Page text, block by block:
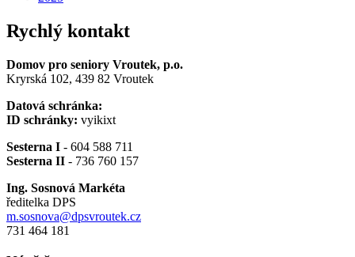
Rychlý kontakt
Domov pro seniory Vroutek, p.o.
Kryrská 102, 439 82 Vroutek
Datová schránka:
ID schránky: vyikixt
Sesterna I - 604 588 711
Sesterna II - 736 760 157
Ing. Sosnová Markéta
ředitelka DPS
m.sosnova@dpsvroutek.cz
731 464 181